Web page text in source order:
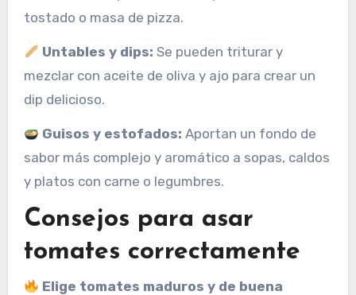
tostado o masa de pizza.
Untables y dips: Se pueden triturar y
mezclar con aceite de oliva y ajo para crear un
dip delicioso.
Guisos y estofados: Aportan un fondo de
sabor más complejo y aromático a sopas, caldos
y platos con carne o legumbres.
Consejos para asar
tomates correctamente
Elige tomates maduros y de buena